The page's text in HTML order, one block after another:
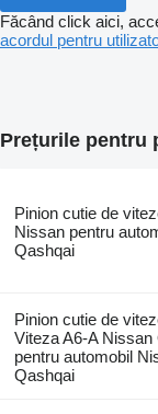
Făcând click aici,
acordul pentru
Prețurile pentru
Pinion cutie de
Nissan pentru
Qashqai
Pinion cutie de
Viteza A6-A Nissan
pentru automobil
Qashqai